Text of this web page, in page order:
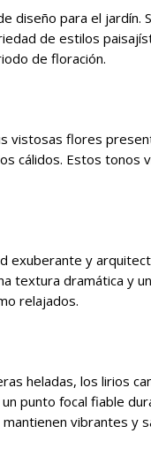
diseño para el jardín.
de estilos
de floración.
vistosas flores
cálidos. Estos tonos
exuberante y
textura dramática y
relajados.
heladas, los lirios
punto focal fiable
mantienen vibrantes y